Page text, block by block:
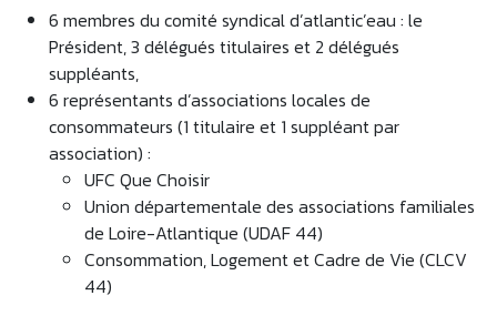
6 membres du comité syndical d’atlantic’eau : le
Président, 3 délégués titulaires et 2 délégués
suppléants,
6 représentants d’associations locales de
consommateurs (1 titulaire et 1 suppléant par
association) :
UFC Que Choisir
Union départementale des associations familiales
de Loire-Atlantique (UDAF 44)
Consommation, Logement et Cadre de Vie (CLCV
44)